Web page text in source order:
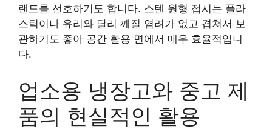
랜드를 선호하기도 합니다. 스텐 원형 접시는 플라
스틱이나 유리와 달리 깨질 염려가 없고 겹쳐서 보
관하기도 좋아 공간 활용 면에서 매우 효율적입니
다.
업소용 냉장고와 중고 제
품의 현실적인 활용